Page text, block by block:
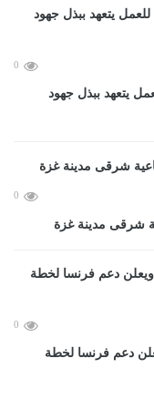
0
يتعهد ببذل جهود
0
شرقى مدينة غزة
0
دعم فرنسا لخطة